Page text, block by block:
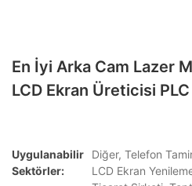
En İyi Arka Cam Lazer
LCD Ekran Üreticisi PLC
Uygulanabilir
Sektörler:
Diğer, Telefon
LCD Ekran